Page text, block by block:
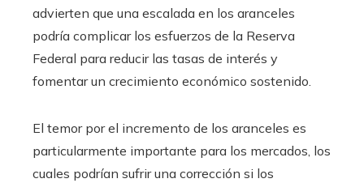
advierten que una escalada en los aranceles
podría complicar los esfuerzos de la Reserva
Federal para reducir las tasas de interés y
fomentar un crecimiento económico sostenido.
El temor por el incremento de los aranceles es
particularmente importante para los mercados, los
cuales podrían sufrir una corrección si los